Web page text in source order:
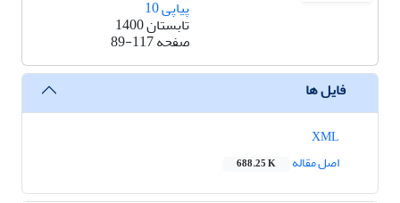
پیاپی 10
تابستان 1400
صفحه89-117
فایل ها
اصل مقاله
688.25 K